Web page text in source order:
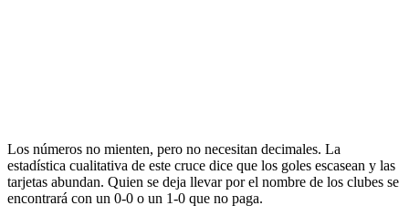
Los números no mienten, pero no necesitan decimales. La
estadística cualitativa de este cruce dice que los goles escasean y las
tarjetas abundan. Quien se deja llevar por el nombre de los clubes se
encontrará con un 0-0 o un 1-0 que no paga.